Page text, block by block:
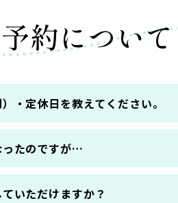
約について
・定休日を教えてください。
ったのですが…
いただけますか？